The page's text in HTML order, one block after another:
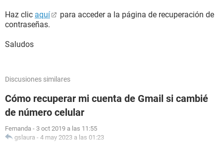
Haz clic aquí
para acceder a la página de recuperación de
contraseñas.
Saludos
Discusiones similares
Cómo recuperar mi cuenta de Gmail si cambié
de número celular
Fernanda - 3 oct 2019 a las 11:55
gslaura - 4 may 2023 a las 01:23